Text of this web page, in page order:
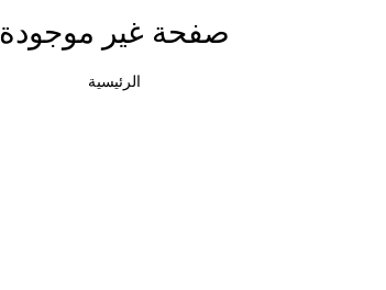
صفحة غير موجودة
الرئيسية